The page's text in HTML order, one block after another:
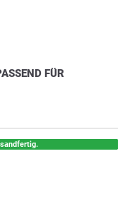
FÜR